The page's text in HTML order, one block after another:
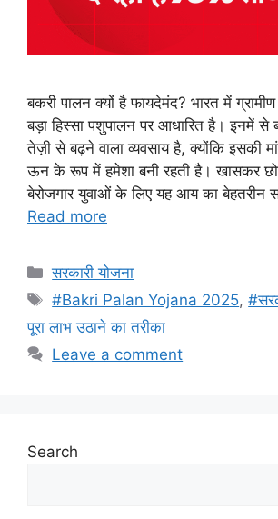
बकरी पालन क्यों है फायदेमंद? भारत में ग्रामीण
बड़ा हिस्सा पशुपालन पर आधारित है। इनमें से
तेज़ी से बढ़ने वाला व्यवसाय है, क्योंकि इसकी
ऊन के रूप में हमेशा बनी रहती है। खासकर
बेरोजगार युवाओं के लिए यह आय का बेहतरीन
Read more
Categories
सरकारी योजना
Tags
#Bakri Palan Yojana 2025,
पूरा लाभ उठाने का तरीका
Leave a comment
Search